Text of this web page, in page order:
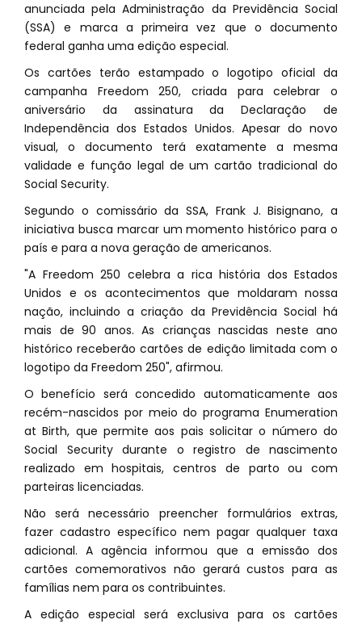
anunciada pela Administração da Previdência Social
(SSA) e marca a primeira vez que o documento
federal ganha uma edição especial.
Os cartões terão estampado o logotipo oficial da
campanha Freedom 250, criada para celebrar o
aniversário da assinatura da Declaração de
Independência dos Estados Unidos. Apesar do novo
visual, o documento terá exatamente a mesma
validade e função legal de um cartão tradicional do
Social Security.
Segundo o comissário da SSA, Frank J. Bisignano, a
iniciativa busca marcar um momento histórico para o
país e para a nova geração de americanos.
"A Freedom 250 celebra a rica história dos Estados
Unidos e os acontecimentos que moldaram nossa
nação, incluindo a criação da Previdência Social há
mais de 90 anos. As crianças nascidas neste ano
histórico receberão cartões de edição limitada com o
logotipo da Freedom 250", afirmou.
O benefício será concedido automaticamente aos
recém-nascidos por meio do programa Enumeration
at Birth, que permite aos pais solicitar o número do
Social Security durante o registro de nascimento
realizado em hospitais, centros de parto ou com
parteiras licenciadas.
Não será necessário preencher formulários extras,
fazer cadastro específico nem pagar qualquer taxa
adicional. A agência informou que a emissão dos
cartões comemorativos não gerará custos para as
famílias nem para os contribuintes.
A edição especial será exclusiva para os cartões